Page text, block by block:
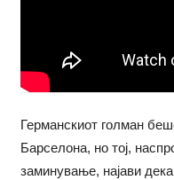
Германскиот голман
Барселона, но тој,
заминување, најави